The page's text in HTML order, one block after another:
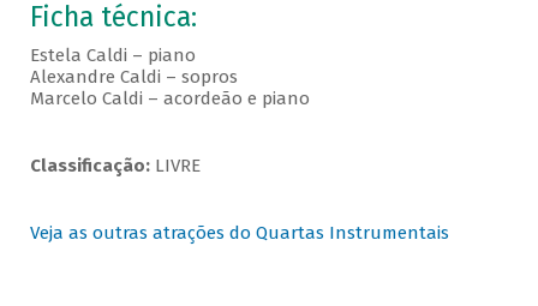
Ficha técnica:
Estela Caldi – piano
Alexandre Caldi – sopros
Marcelo Caldi – acordeão e piano
Classificação:LIVRE
Veja as outras atrações do Quartas Instrumentais